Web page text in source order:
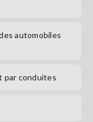
automobiles
par conduites